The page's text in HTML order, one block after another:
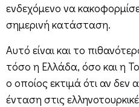
ενδεχόμενο να
σημερινή κατάσταση.
Αυτό είναι και το
τόσο η Ελλάδα, όσο και η
ο οποίος εκτιμά ότι αν δεν
ένταση στις